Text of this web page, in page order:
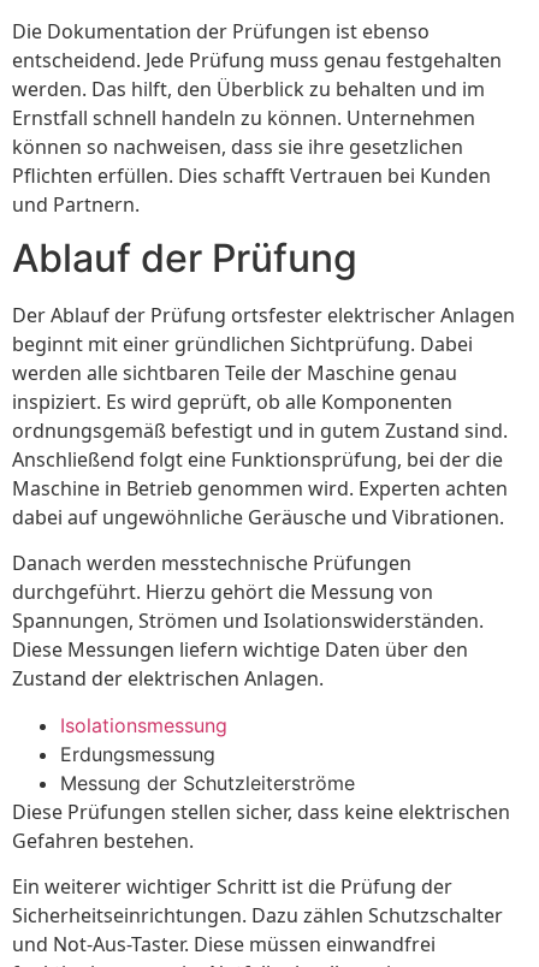
Die Dokumentation der Prüfungen ist ebenso
entscheidend. Jede Prüfung muss genau festgehalten
werden. Das hilft, den Überblick zu behalten und im
Ernstfall schnell handeln zu können. Unternehmen
können so nachweisen, dass sie ihre gesetzlichen
Pflichten erfüllen. Dies schafft Vertrauen bei Kunden
und Partnern.
Ablauf der Prüfung
Der Ablauf der Prüfung ortsfester elektrischer Anlagen
beginnt mit einer gründlichen Sichtprüfung. Dabei
werden alle sichtbaren Teile der Maschine genau
inspiziert. Es wird geprüft, ob alle Komponenten
ordnungsgemäß befestigt und in gutem Zustand sind.
Anschließend folgt eine Funktionsprüfung, bei der die
Maschine in Betrieb genommen wird. Experten achten
dabei auf ungewöhnliche Geräusche und Vibrationen.
Danach werden messtechnische Prüfungen
durchgeführt. Hierzu gehört die Messung von
Spannungen, Strömen und Isolationswiderständen.
Diese Messungen liefern wichtige Daten über den
Zustand der elektrischen Anlagen.
Isolationsmessung
Erdungsmessung
Messung der Schutzleiterströme
Diese Prüfungen stellen sicher, dass keine elektrischen
Gefahren bestehen.
Ein weiterer wichtiger Schritt ist die Prüfung der
Sicherheitseinrichtungen. Dazu zählen Schutzschalter
und Not-Aus-Taster. Diese müssen einwandfrei